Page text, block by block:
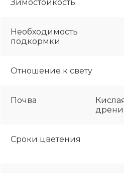
Зимостойкость
Необходимость
подкормки
Отношение к свету
Почва
Сроки цветения